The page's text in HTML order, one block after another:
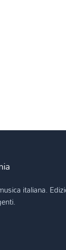
BLATTI E.
BORODIN A.
italiana.